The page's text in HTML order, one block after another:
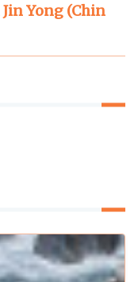
Yong (Chin